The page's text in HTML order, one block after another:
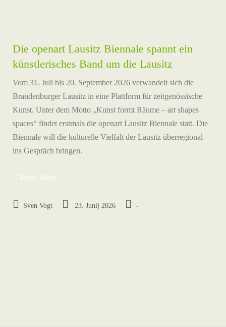
Die openart Lausitz Biennale spannt ein
künstlerisches Band um die Lausitz
Vom 31. Juli bis 20. September 2026 verwandelt sich die
Brandenburger Lausitz in eine Plattform für zeitgenössische
Kunst. Unter dem Motto „Kunst formt Räume – art shapes
spaces“ findet erstmals die openart Lausitz Biennale statt. Die
Biennale will die kulturelle Vielfalt der Lausitz überregional
ins Gespräch bringen.
Read More
Sven Vogt 23. Junij 2026 -